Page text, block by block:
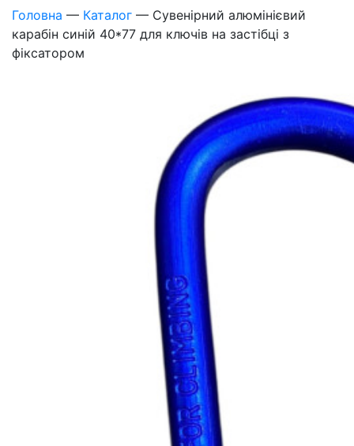
Головна — Каталог — Сувенірний алюмінієвий
карабін синій 40*77 для ключів на застібці з
фіксатором